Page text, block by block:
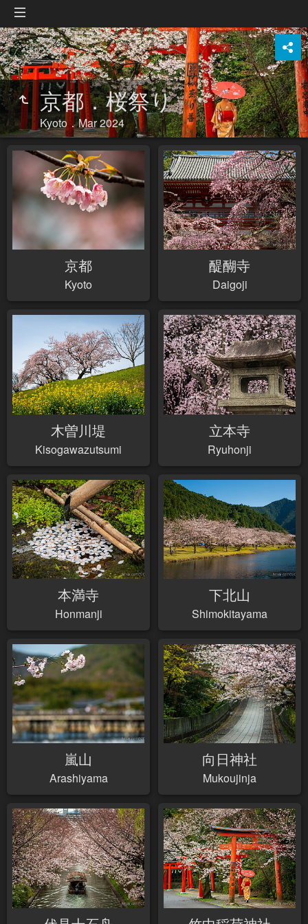
京都．桜祭り
Kyoto．Mar 2024
京都
Kyoto
醍醐寺
Daigoji
木曽川堤
Kisogawazutsumi
立本寺
Ryuhonji
本満寺
Honmanji
下北山
Shimokitayama
嵐山
Arashiyama
向日神社
Mukoujinja